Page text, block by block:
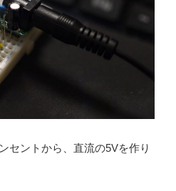
セントから、直流の5Vを作り